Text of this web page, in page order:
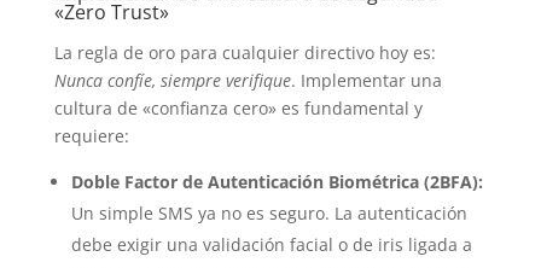
«Zero Trust»
La regla de oro para cualquier directivo hoy es:
Nunca confíe, siempre verifique. Implementar una
cultura de «confianza cero» es fundamental y
requiere:
Doble Factor de Autenticación Biométrica (2BFA):
Un simple SMS ya no es seguro. La autenticación
debe exigir una validación facial o de iris ligada a